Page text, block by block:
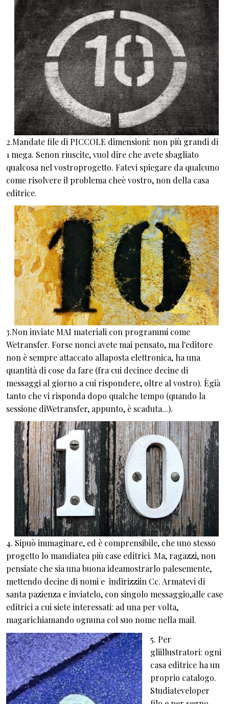
2.Mandate file di PICCOLE dimensioni: non più grandi di
1 mega. Senon riuscite, vuol dire che avete sbagliato
qualcosa nel vostroprogetto. Fatevi spiegare da qualcuno
come risolvere il problema cheè vostro, non della casa
editrice.
3.Non inviate MAI materiali con programmi come
Wetransfer. Forse nonci avete mai pensato, ma l'editore
non è sempre attaccato allaposta elettronica, ha una
quantità di cose da fare (fra cui decinee decine di
messaggi al giorno a cui rispondere, oltre al vostro). Ègià
tanto che vi risponda dopo qualche tempo (quando la
sessione diWetransfer, appunto, è scaduta...).
4. Sipuò immaginare, ed è comprensibile, che uno stesso
progetto lo mandiatea più case editrici. Ma, ragazzi, non
pensiate che sia una buona ideamostrarlo palesemente,
mettendo decine di nomi e indirizziin Cc. Armatevi di
santa pazienza e inviatelo, con singolo messaggio,alle case
editrici a cui siete interessati: ad una per volta,
magarichiamando ognuna col suo nome nella mail.
5. Per
gliillustratori: ogni
casa editrice ha un
proprio catalogo.
Studiateveloper